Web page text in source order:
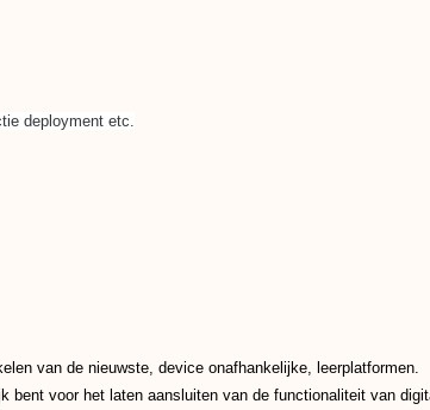
deployment etc.
van de nieuwste, device onafhankelijke, leerplatformen.
bent voor het laten aansluiten van de functionaliteit van